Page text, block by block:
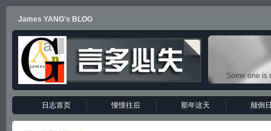
James YANG's BLOG
Some one is
日志首页 憧憬往后 那年这天 颠倒